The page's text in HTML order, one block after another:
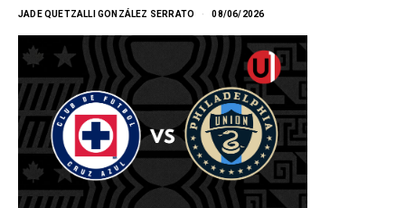
JADE QUETZALLI GONZÁLEZ SERRATO 08/06/2026